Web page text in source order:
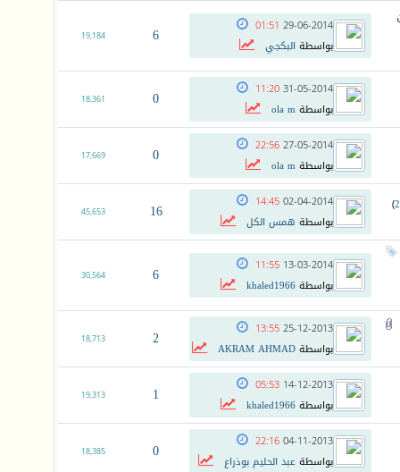
29-06-2014
01:51
بواسطة البكجي 6
19,184
31-05-2014
11:20
بواسطةola m
0
18,361
27-05-2014
22:56
بواسطةola m
0
17,669
2
)
02-04-2014
14:45
بواسطة همس الكل 16
45,653
13-03-2014
11:55
بواسطةkhaled1966
6
30,564
25-12-2013
13:55
بواسطةAKRAM AHMAD
2
18,713
14-12-2013
05:53
بواسطةkhaled1966
1
19,313
04-11-2013
22:16
بواسطةعبد الحليم بوذراع 0
18,385